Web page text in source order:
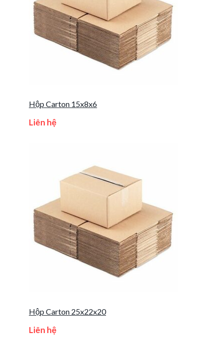
Hộp Carton 15x8x6
Liên hệ
Hộp Carton 25x22x20
Liên hệ